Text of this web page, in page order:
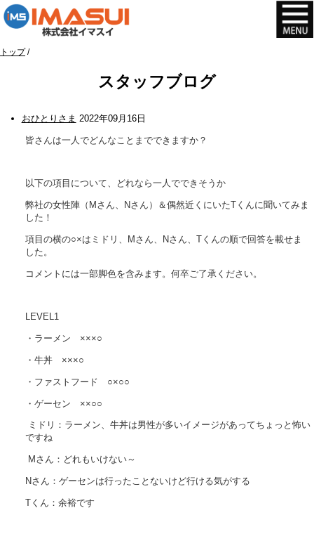
現
トップ/
スタッフブログ
おひとりさま 2022年09月16日
皆さんは一人でどんなことまでできますか？
以下の項目について、どれなら一人でできそうか
弊社の女性陣（Mさん、Nさん）＆偶然近くにいたTくんに聞いてみま
した！
項目の横の○×はミドリ、Mさん、Nさん、Tくんの順で回答を載せま
した。
コメントには一部脚色を含みます。何卒ご了承ください。
LEVEL1
・ラーメン ×××○
・牛丼 ×××○
・ファストフード ○×○○
・ゲーセン ××○○
ミドリ：ラーメン、牛丼は男性が多いイメージがあってちょっと怖い
ですね
Mさん：どれもいけない～
Nさん：ゲーセンは行ったことないけど行ける気がする
Tくん：余裕です